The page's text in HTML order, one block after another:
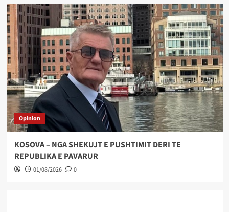
Opinion
KOSOVA – NGA SHEKUJT E PUSHTIMIT DERI TE
REPUBLIKA E PAVARUR
01/08/2026 0